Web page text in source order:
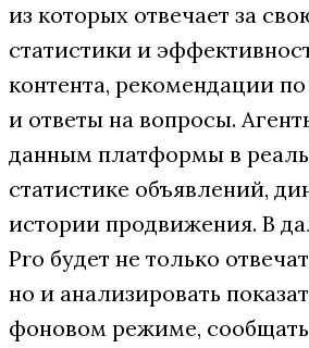
из которых отвечает за
статистики и
контента, рекомендации
и ответы на вопросы.
данным платформы в
статистике объявлений,
истории продвижения. В
Pro будет не только
но и анализировать
фоновом режиме,